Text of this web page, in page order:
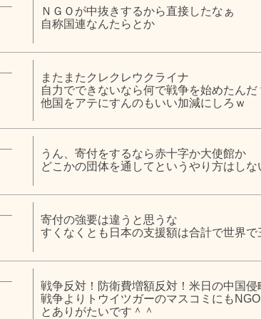
ＮＧＯが中抜きするから直接したなぁ
自称国連なんたらとか
またまたクレクレウクライナ
自力でできないなら何で戦争を始めたん
他国をアテにすんのもいい加減にしろｗ
うん、寄付をするなら赤十字か大使館か
どこかの団体を通してというやり方はしな
寄付の強要は違うと思うな
すくなくとも日本の支援額は合計で世界
戦争反対！防衛費増額反対！米日の中国
戦争よりトウイツガーのマスコミにも
とありがたいです＾＾